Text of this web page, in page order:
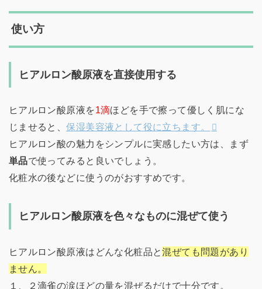
使い方
ヒアルロン酸原液を直接使用する
ヒアルロン酸原液を1滴ほどを手で擦って優しく肌にな
じませると、保湿美容液として役に立ちます。
ヒアルロン酸の魅力をシンプルに実感したい方は、まず
単品で使ってみると良いでしょう。
化粧水の後などに使うのがおすすめです。
ヒアルロン酸原液を色々なものに混ぜて使う
ヒアルロン酸原液はどんな化粧品と混ぜても問題があり
ません。
１、２滴雀の涙ほどの量を混ぜるだけで十分です。